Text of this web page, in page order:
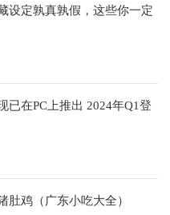
设定孰真孰假，这些你一定
已在PC上推出 2024年Q1登
肚鸡（广东小吃大全）